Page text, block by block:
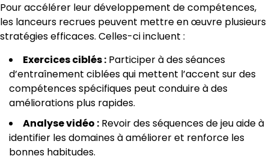
Pour accélérer leur développement de compétences,
les lanceurs recrues peuvent mettre en œuvre plusieurs
stratégies efficaces. Celles-ci incluent :
Exercices ciblés : Participer à des séances
d’entraînement ciblées qui mettent l’accent sur des
compétences spécifiques peut conduire à des
améliorations plus rapides.
Analyse vidéo : Revoir des séquences de jeu aide à
identifier les domaines à améliorer et renforce les
bonnes habitudes.